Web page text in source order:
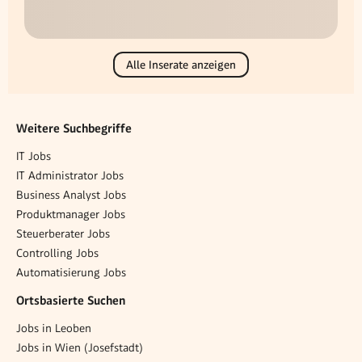
Alle Inserate anzeigen
Weitere Suchbegriffe
IT Jobs
IT Administrator Jobs
Business Analyst Jobs
Produktmanager Jobs
Steuerberater Jobs
Controlling Jobs
Automatisierung Jobs
Ortsbasierte Suchen
Jobs in Leoben
Jobs in Wien (Josefstadt)